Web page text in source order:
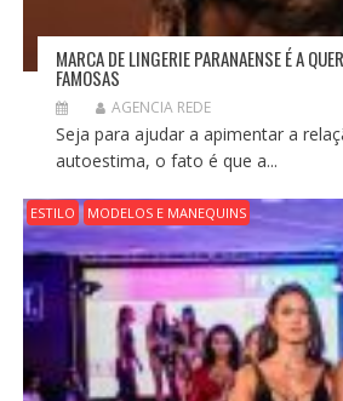
MARCA DE LINGERIE PARANAENSE É A
FAMOSAS
AGENCIA REDE
Seja para ajudar a apimentar a
autoestima, o fato é que a...
ESTILO MODELOS E MANEQUINS